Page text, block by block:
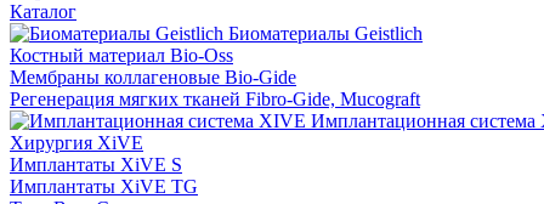
Каталог
Биоматериалы Geistlich
Костный материал Bio-Oss
Мембраны коллагеновые Bio-Gide
Регенерация мягких тканей Fibro-Gide, Mucograft
Имплантационная
Хирургия XiVE
Имплантаты XiVE S
Имплантаты XiVE TG